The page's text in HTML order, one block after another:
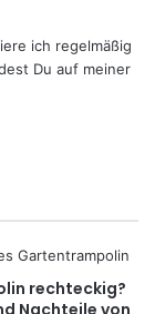
ich regelmäßig
Du auf meiner
rechteckig?